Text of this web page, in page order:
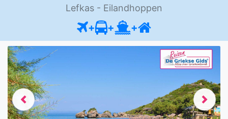
Lefkas - Eilandhoppen
+ + +
Previous Next